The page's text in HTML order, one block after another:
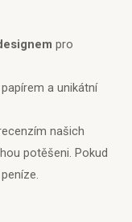
pro
a unikátní
našich
potěšeni. Pokud